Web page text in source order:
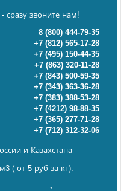
сразу звоните нам!
8 (800) 444-79-35
+7 (812) 565-17-28
+7 (495) 150-44-35
+7 (863) 320-11-28
+7 (843) 500-59-35
+7 (343) 363-36-28
+7 (383) 388-53-28
+7 (4212) 98-88-35
+7 (365) 277-71-28
+7 (712) 312-32-06
и Казахстана
( от 5 руб за кг).